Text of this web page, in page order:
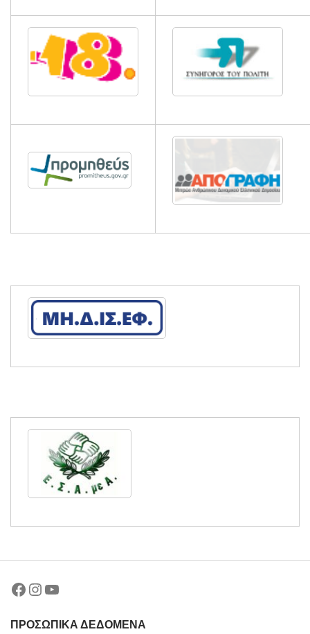
Facebook
Instagram
YouTube
ΠΡΟΣΩΠΙΚΑ ΔΕΔΟΜΕΝΑ